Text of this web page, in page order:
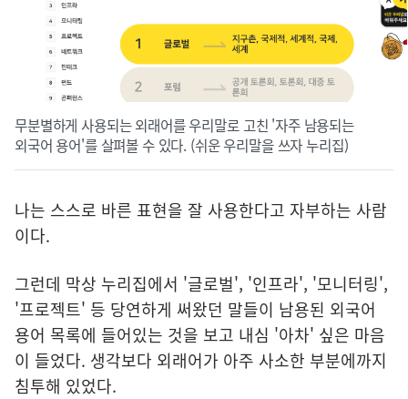
무분별하게 사용되는 외래어를 우리말로 고친 '자주 남용되는
외국어 용어'를 살펴볼 수 있다. (쉬운 우리말을 쓰자 누리집)
나는 스스로 바른 표현을 잘 사용한다고 자부하는 사람
이다.
그런데 막상 누리집에서 '글로벌', '인프라', '모니터링',
'프로젝트' 등 당연하게 써왔던 말들이 남용된 외국어
용어 목록에 들어있는 것을 보고 내심 '아차' 싶은 마음
이 들었다. 생각보다 외래어가 아주 사소한 부분에까지
침투해 있었다.